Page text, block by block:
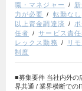
職・マネジャー
力が必要
転勤なし
以上資金調達済
任者
サービス責任
レックス勤務
リ
制度
■募集要件 当社内外の
界共通 / 業界横断での